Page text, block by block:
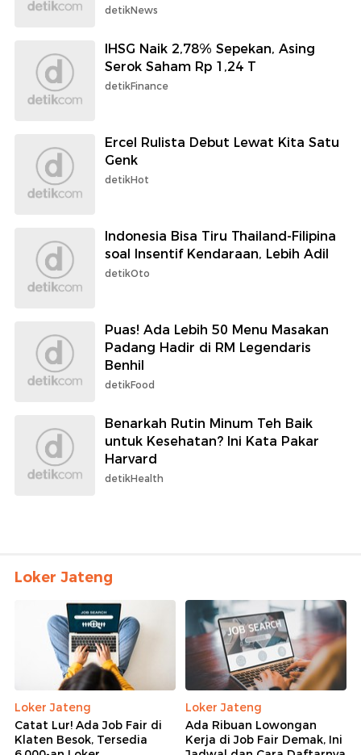
detikNews
IHSG Naik 2,78% Sepekan, Asing
Serok Saham Rp 1,24 T
detikFinance
Ercel Rulista Debut Lewat Kita Satu
Genk
detikHot
Indonesia Bisa Tiru Thailand-Filipina
soal Insentif Kendaraan, Lebih Adil
detikOto
Puas! Ada Lebih 50 Menu Masakan
Padang Hadir di RM Legendaris
Benhil
detikFood
Benarkah Rutin Minum Teh Baik
untuk Kesehatan? Ini Kata Pakar
Harvard
detikHealth
Loker Jateng
Loker Jateng
Catat Lur! Ada Job Fair di
Klaten Besok, Tersedia
Loker Jateng
Ada Ribuan Lowongan
Kerja di Job Fair Demak, Ini